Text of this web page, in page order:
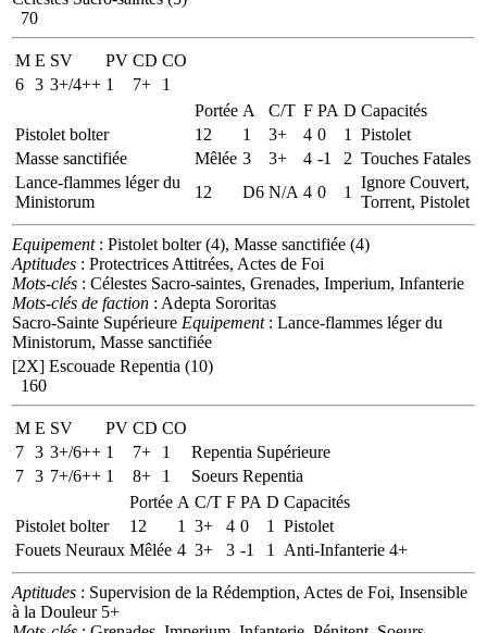
70
M E SV PV CD CO
6 3 3+/4++ 1 7+
1
Portée A C/T F PA D Capacités
Pistolet bolter
12 1 3+ 4 0 1
Pistolet
Masse sanctifiée
Mêlée 3 3+ 4 -1 2 Touches Fatales
Lance-flammes léger du
Ministorum
12 D6 N/A 4 0 1
Ignore Couvert,
Torrent, Pistolet
Equipement: Pistolet bolter (4), Masse sanctifiée (4)
Aptitudes : Protectrices Attitrées, Actes de Foi
Mots-clés : Célestes Sacro-saintes, Grenades, Imperium, Infanterie
Mots-clés de faction : Adepta Sororitas
Sacro-Sainte Supérieure Equipement: Lance-flammes léger du
Ministorum, Masse sanctifiée
[2X] Escouade Repentia (10)
160
M E SV PV CD CO
7 3 3+/6++ 1 7+ 1
Repentia Supérieure
7 3 7+/6++ 1 8+ 1
Soeurs Repentia
Portée A C/T F PA D Capacités
Pistolet bolter
12 1 3+ 4 0 1
Pistolet
Fouets Neuraux Mêlée 4 3+ 3 -1 1 Anti-Infanterie 4+
Aptitudes : Supervision de la Rédemption, Actes de Foi, Insensible
à la Douleur 5+